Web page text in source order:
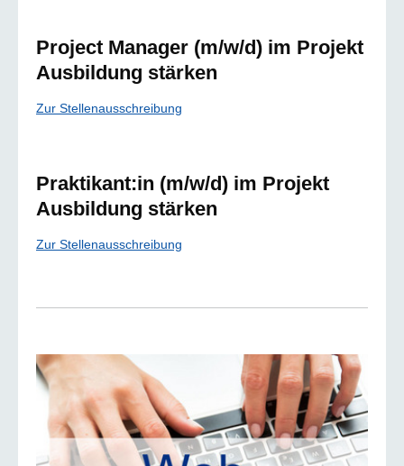
Project Manager (m/w/d) im Projekt
Ausbildung stärken
Zur Stellenausschreibung
Praktikant:in (m/w/d) im Projekt
Ausbildung stärken
Zur Stellenausschreibung